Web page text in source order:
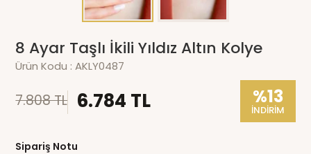
8 Ayar Taşlı İkili Yıldız Altın Kolye
Ürün Kodu :AKLY0487
7.808 TL 6.784 TL %13
İNDİRİM
Sipariş Notu